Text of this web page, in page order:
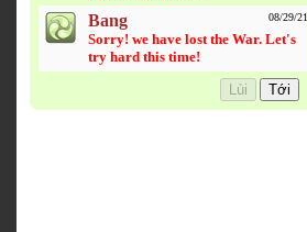
Bang 08/29/21
Sorry! we have lost the War. Let's
try hard this time!